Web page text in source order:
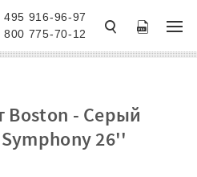
495 916-96-97
800 775-70-12
Boston - Серый
26''